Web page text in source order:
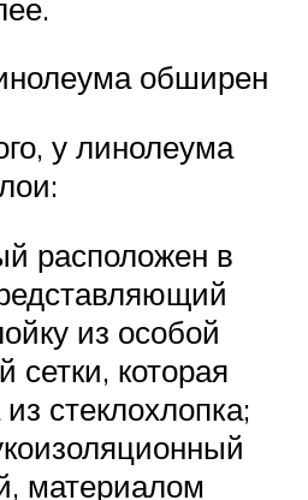
обширен
у линолеума
расположен в
из особой
которая
стеклохлопка;
материалом